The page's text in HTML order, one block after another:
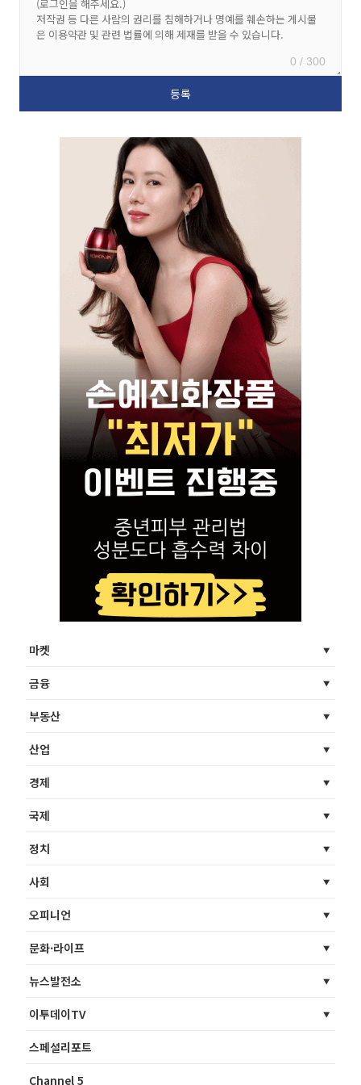
0 / 300
마켓
금융
부동산
산업
경제
국제
정치
사회
오피니언
문화·라이프
뉴스발전소
이투데이TV
스페셜리포트
Channel 5